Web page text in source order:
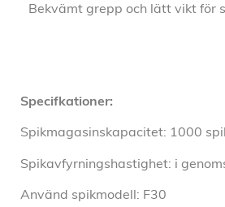
Bekvämt grepp och lätt vikt för
Specifkationer:
Spikmagasinskapacitet: 1000
Spikavfyrningshastighet: i
Använd spikmodell: F30